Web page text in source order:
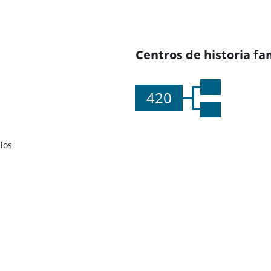
Centros de historia
420